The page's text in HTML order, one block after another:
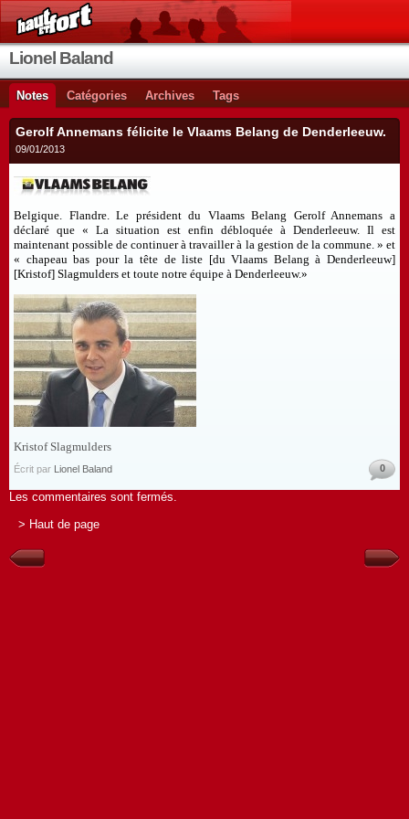
Lionel Baland
Notes Catégories Archives Tags
Gerolf Annemans félicite le Vlaams Belang de Denderleeuw.
09/01/2013
Belgique. Flandre. Le président du Vlaams Belang Gerolf Annemans a
déclaré que « La situation est enfin débloquée à Denderleeuw. Il est
maintenant possible de continuer à travailler à la gestion de la commune. » et
« chapeau bas pour la tête de liste [du Vlaams Belang à Denderleeuw]
[Kristof] Slagmulders et toute notre équipe à Denderleeuw.»
Kristof Slagmulders
Écrit par Lionel Baland 0
Les commentaires sont fermés.
> Haut de page